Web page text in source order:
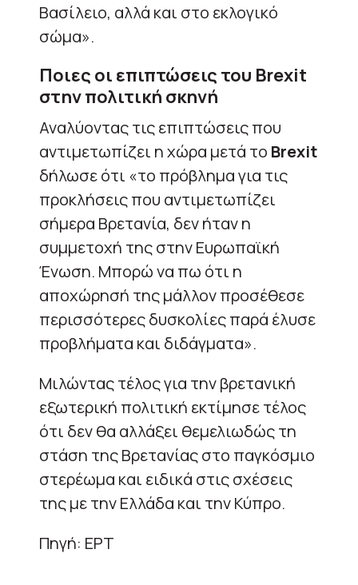
Βασίλειο, αλλά και στο εκλογικό
σώμα».
Ποιες οι επιπτώσεις του Brexit
στην πολιτική σκηνή
Αναλύοντας τις επιπτώσεις που
αντιμετωπίζει η χώρα μετά το Brexit
δήλωσε ότι «το πρόβλημα για τις
προκλήσεις που αντιμετωπίζει
σήμερα Βρετανία, δεν ήταν η
συμμετοχή της στην Ευρωπαϊκή
Ένωση. Μπορώ να πω ότι η
αποχώρησή της μάλλον προσέθεσε
περισσότερες δυσκολίες παρά έλυσε
προβλήματα και διδάγματα».
Μιλώντας τέλος για την βρετανική
εξωτερική πολιτική εκτίμησε τέλος
ότι δεν θα αλλάξει θεμελιωδώς τη
στάση της Βρετανίας στο παγκόσμιο
στερέωμα και ειδικά στις σχέσεις
της με την Ελλάδα και την Κύπρο.
Πηγή: ΕΡΤ